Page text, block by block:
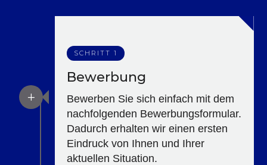
L
SCHRITT 1
Bewerbung
Bewerben Sie sich einfach mit dem
nachfolgenden Bewerbungsformular.
Dadurch erhalten wir einen ersten
Eindruck von Ihnen und Ihrer
aktuellen Situation.